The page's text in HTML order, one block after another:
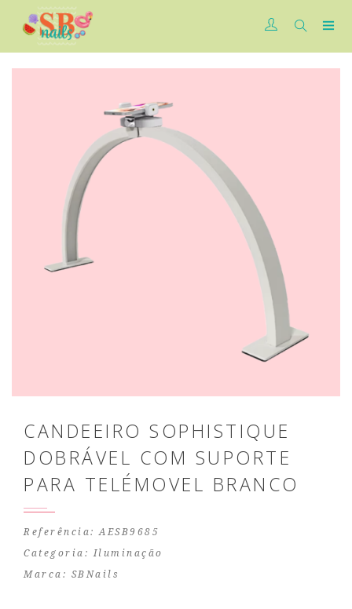
CANDEEIRO SOPHISTIQUE
DOBRÁVEL COM SUPORTE
PARA TELÉMOVEL BRANCO
Referência: AESB9685
Categoria: Iluminação
Marca: SBNails